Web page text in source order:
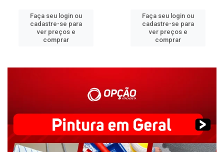
Faça seu login ou
cadastre-se para
ver preços e
comprar
Faça seu login ou
cadastre-se para
ver preços e
comprar